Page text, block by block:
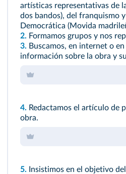
artísticas representativas de
dos bandos), del franquismo
Democrática (Movida
2. Formamos grupos y nos
3. Buscamos, en internet o
información sobre la obra y
4. Redactamos el artículo de
obra.
5. Insistimos en el objetivo